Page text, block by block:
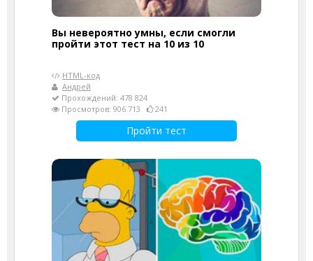
Вы невероятно умны, если смогли
пройти этот тест на 10 из 10
HTML-код
Андрей
Прохождений: 478 824
Просмотров: 906 713
241
Пройти тест